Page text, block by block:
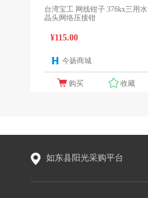
台湾宝工 网线钳子 376kx三用水
晶头网络压接钳
¥115.00
今扬商城
购买 收藏
如东县阳光采购平台